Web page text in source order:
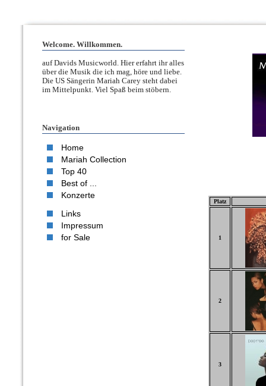
Welcome. Willkommen.
auf Davids Musicworld. Hier erfahrt ihr alles
über die Musik die ich mag, höre und liebe.
Die US Sängerin Mariah Carey steht dabei
im Mittelpunkt. Viel Spaß beim stöbern.
Navigation
Home
Mariah Collection
Top 40
Best of ...
Konzerte
Links
Impressum
for Sale
Platz
1
2
3